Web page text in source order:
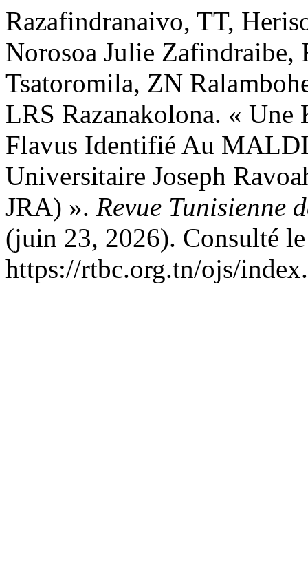
Razafindranaivo, TT,
Norosoa Julie
Tsatoromila, ZN
LRS Razanakolona. « Une
Flavus Identifié Au
Universitaire Joseph
JRA) ». Revue Tunisienne
(juin 23, 2026). Consulté
https://rtbc.org.tn/ojs/